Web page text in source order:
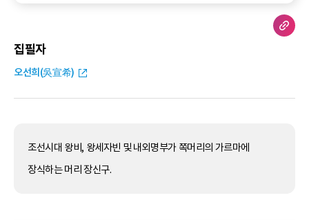
집필자
오선희(吳宣希)
조선시대 왕비, 왕세자빈 및 내외명부가 쪽머리의 가르마에
장식하는 머리 장신구.